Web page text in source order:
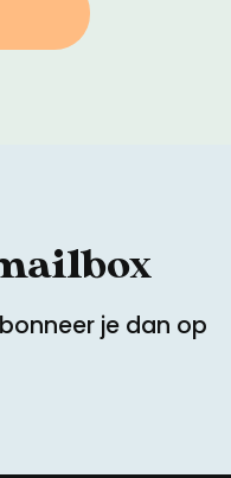
je dan op